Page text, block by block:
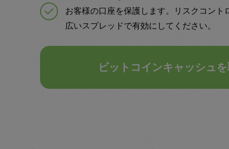
お客様の口座を保護します。リスクコント
広いスプレッドで有効にしてください。
ビットコインキャッシュを